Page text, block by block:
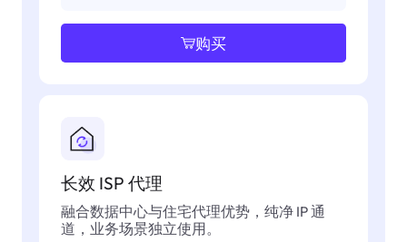
购买
长效 ISP 代理
融合数据中心与住宅代理优势，纯净 IP 通
道，业务场景独立使用。